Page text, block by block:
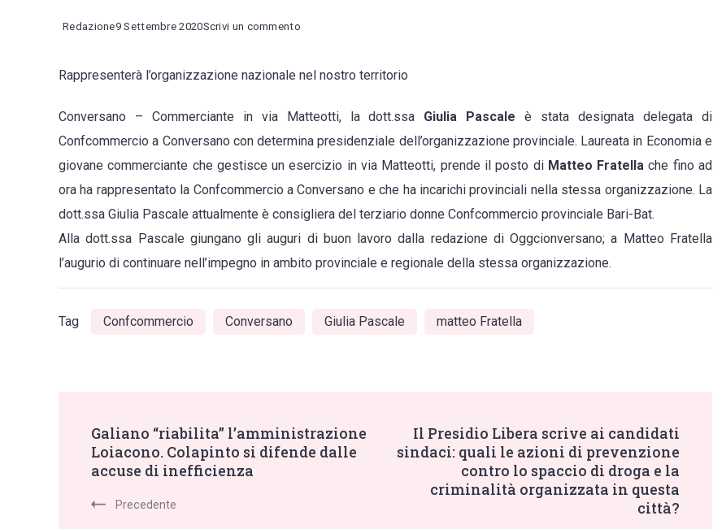
Redazione9 Settembre 2020Scrivi un commentoon
Pascale
la
nuova
delegata
Confcommercio
di
Conversano
Rappresenterà l’organizzazione nazionale nel nostro territorio
Conversano – Commerciante in via Matteotti, la dott.ssa Giulia Pascale è stata designata delegata di
Confcommercio a Conversano con determina presidenziale dell’organizzazione provinciale. Laureata in Economia e
giovane commerciante che gestisce un esercizio in via Matteotti, prende il posto di Matteo Fratella che fino ad
ora ha rappresentato la Confcommercio a Conversano e che ha incarichi provinciali nella stessa organizzazione. La
dott.ssa Giulia Pascale attualmente è consigliera del terziario donne Confcommercio provinciale Bari-Bat.
Alla dott.ssa Pascale giungano gli auguri di buon lavoro dalla redazione di Oggcionversano; a Matteo Fratella
l’augurio di continuare nell’impegno in ambito provinciale e regionale della stessa organizzazione.
Tag Confcommercio Conversano Giulia Pascale matteo Fratella
Post
Navigation
Galiano “riabilita” l’amministrazione
Loiacono. Colapinto si difende dalle
accuse di inefficienza
Precedente
Il Presidio Libera scrive ai candidati
sindaci: quali le azioni di prevenzione
contro lo spaccio di droga e la
criminalità organizzata in questa
città?